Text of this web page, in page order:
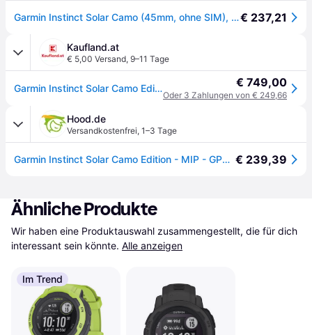
Garmin Instinct Solar Camo (45mm, ohne SIM), Smartwatch€ 237,21
Kaufland.at
€ 5,00 Versand, 9–11 Tage
Garmin Instinct Solar Camo Edition, MIP, GPS, 53 g € 749,00
Oder 3 Zahlungen von € 249,66
Hood.de
Versandkostenfrei, 1–3 Tage
Garmin Instinct Solar Camo Edition - MIP - GPS - 53 g € 239,39
Ähnliche Produkte
Wir haben eine Produktauswahl zusammengestellt, die für dich
interessant sein könnte. Alle anzeigen
Im Trend